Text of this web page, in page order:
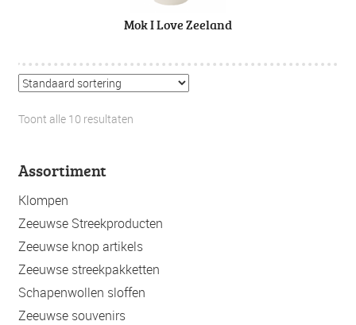
Mok I Love Zeeland
Toont alle 10 resultaten
Assortiment
Klompen
Zeeuwse Streekproducten
Zeeuwse knop artikels
Zeeuwse streekpakketten
Schapenwollen sloffen
Zeeuwse souvenirs